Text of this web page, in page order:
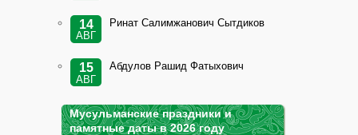
14
АВГ
Ринат Салимжанович Сытдиков
15
АВГ
Абдулов Рашид Фатыхович
Мусульманские праздники и
памятные даты в 2026 году